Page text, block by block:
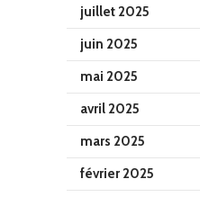
juillet 2025
juin 2025
mai 2025
avril 2025
mars 2025
février 2025